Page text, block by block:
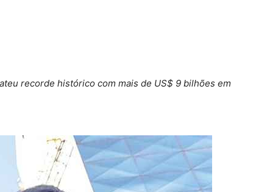
recorde histórico com mais de US$ 9 bilhões em